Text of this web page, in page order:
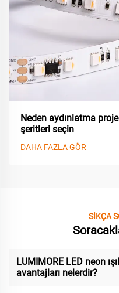
Neden aydınlatma
şeritleri seçin
DAHA FAZLA GÖR
SİKÇA
LUMIMORE LED neon
avantajları nelerdir?